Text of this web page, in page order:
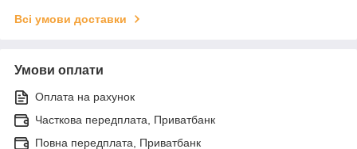
Всі умови доставки
Умови оплати
Оплата на рахунок
Часткова передплата, Приватбанк
Повна передплата, Приватбанк